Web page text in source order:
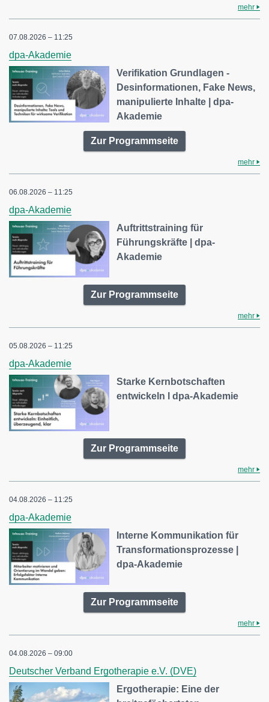
mehr
07.08.2026 – 11:25
dpa-Akademie
Verifikation Grundlagen -
Desinformationen, Fake News,
manipulierte Inhalte | dpa-
Akademie
Zur Programmseite
mehr
06.08.2026 – 11:25
dpa-Akademie
Auftrittstraining für
Führungskräfte | dpa-
Akademie
Zur Programmseite
mehr
05.08.2026 – 11:25
dpa-Akademie
Starke Kernbotschaften
entwickeln l dpa-Akademie
Zur Programmseite
mehr
04.08.2026 – 11:25
dpa-Akademie
Interne Kommunikation für
Transformationsprozesse |
dpa-Akademie
Zur Programmseite
mehr
04.08.2026 – 09:00
Deutscher Verband Ergotherapie e.V. (DVE)
Ergotherapie: Eine der